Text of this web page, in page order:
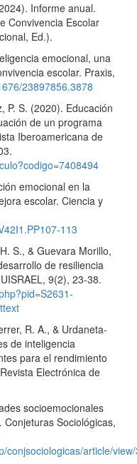
Informe anual.
Convivencia Escolar
Ed.).
emocional, una
escolar. Praxis,
23897856.3878
P. S. (2020). Educación
de un programa
Iberoamericana de
emocional en la
escolar. Ciencia y
113
S., & Guevara Morillo,
de resiliencia
9(2), 23-38.
R. A., & Urdaneta-
de inteligencia
para el rendimiento
Electrónica de
socioemocionales
Sociológicas,
conjsociologicas/article/